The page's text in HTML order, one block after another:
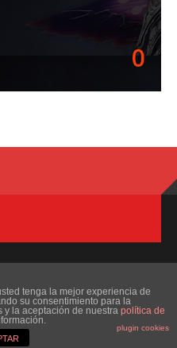
0
Todos los derechos reservados
Colabora Contacto
tenga la mejor experiencia de
su consentimiento para la
y la aceptación de nuestra política de
plugin cookies